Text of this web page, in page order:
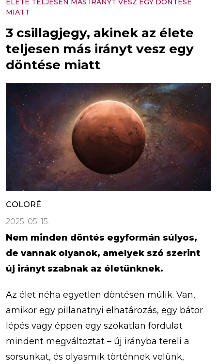
ÉLETE TELJESEN MÁS IRÁNYT VESZ EGY DÖNTÉSE
MIATT
3 csillagjegy, akinek az élete
teljesen más irányt vesz egy
döntése miatt
COLORÉ
2025. 05. 15.
Nem minden döntés egyformán súlyos,
de vannak olyanok, amelyek szó szerint
új irányt szabnak az életünknek.
Az élet néha egyetlen döntésen múlik. Van,
amikor egy pillanatnyi elhatározás, egy bátor
lépés vagy éppen egy szokatlan fordulat
mindent megváltoztat – új irányba tereli a
sorsunkat, és olyasmik történnek velünk,